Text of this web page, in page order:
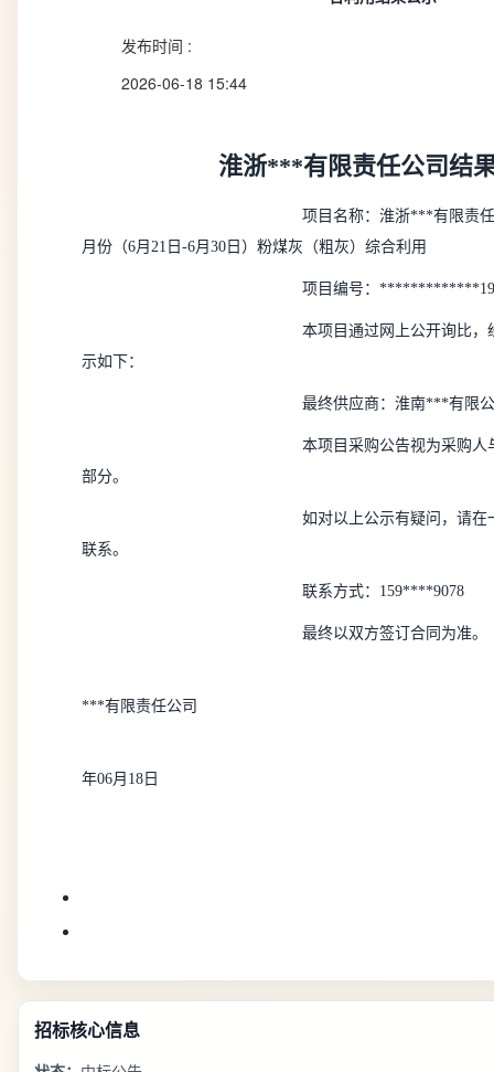
发布时间 :
2026-06-18 15:44
淮浙***有限责任公司结
项目名称：淮浙***有限责
月份（6月21日-6月30日）粉煤灰（粗灰）综合利用
项目编号：
本项目通过网上公开询比
示如下：
最终供应商：淮南***有限
本项目采购公告视为采购
部分。
如对以上公示有疑问，请
联系。
联系方式：159****9078
最终以双方签订合同为准。
***有限责任公司
年06月18日
招标核心信息